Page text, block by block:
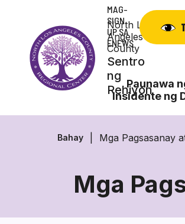
nilalaman
North Los
Angeles
County
Sentro
ng
Rehiyon
MAG-
SIGN
UP SA
ENEWS
Paunawa
Insidente ng
Bahay Mga Pagsasanay
Mga